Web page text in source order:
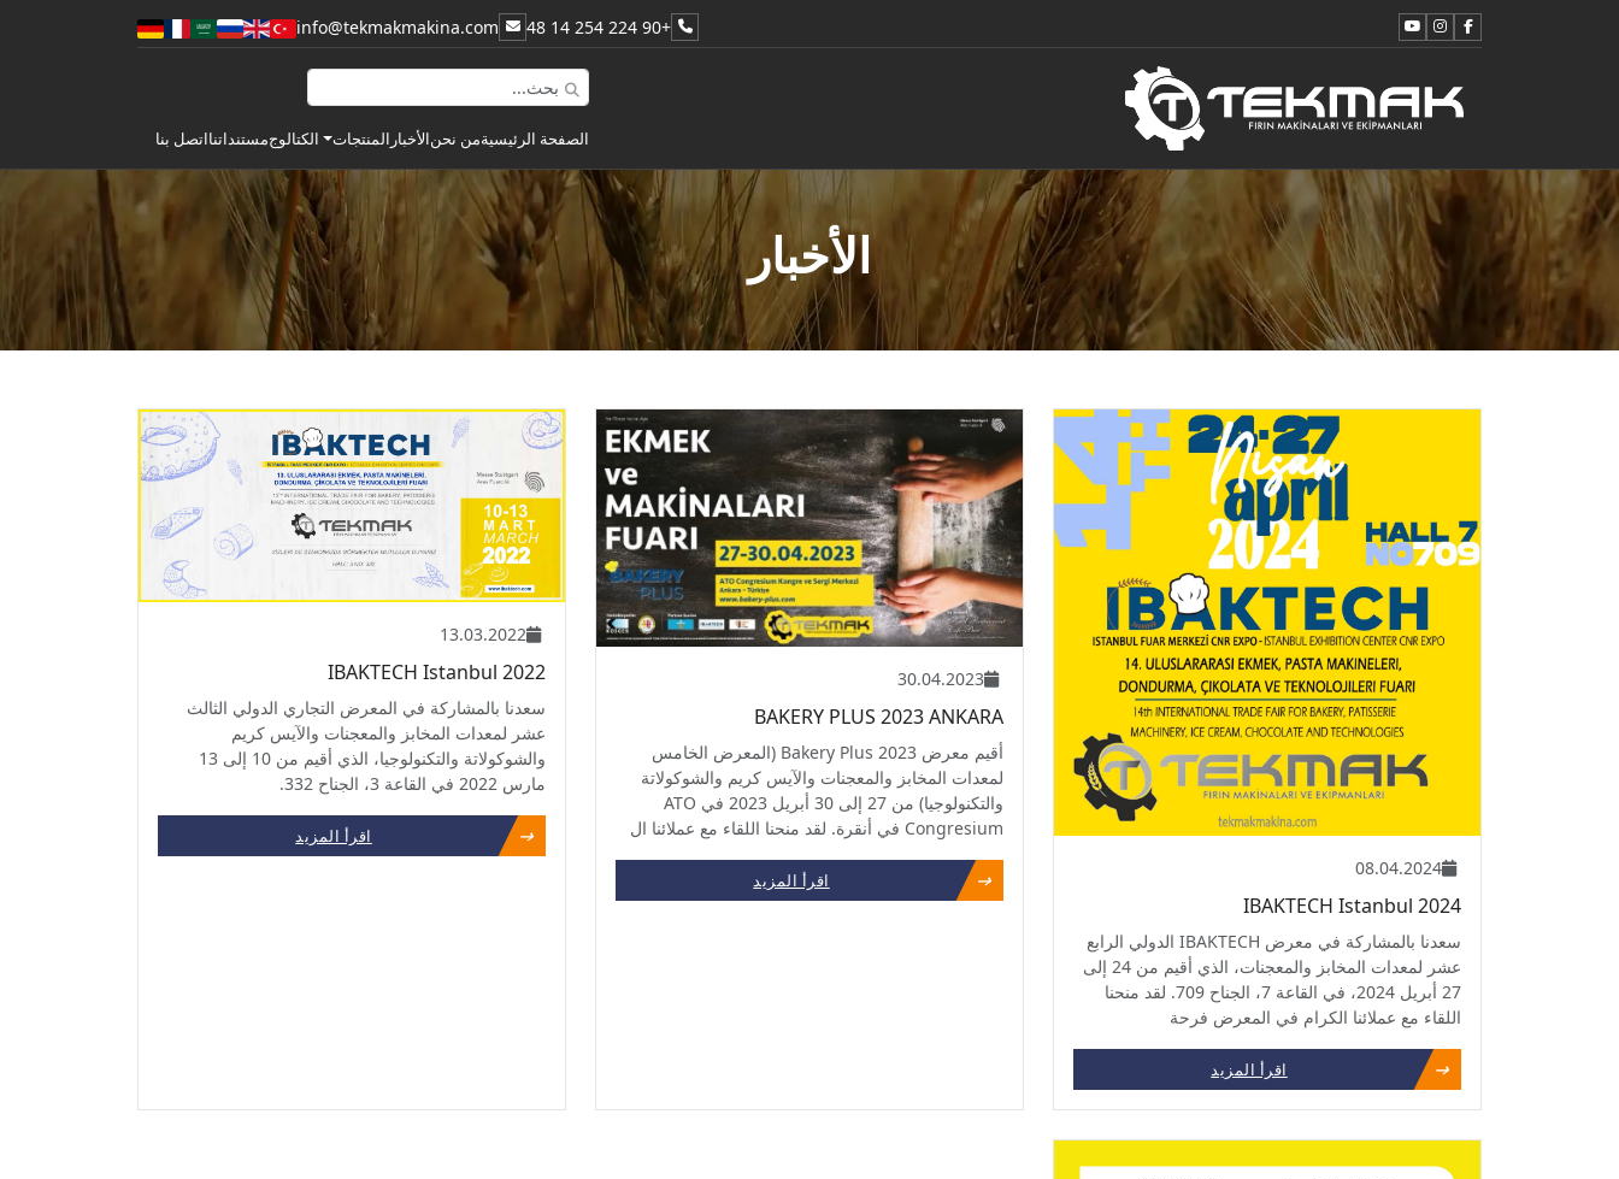
+90 224 254 14 48
info@tekmakmakina.com
الصفحة الرئيسيةمن نحنالأخبار المنتجات الكتالوجمستنداتنااتصل بنا
الأخبار
08.04.2024
IBAKTECH Istanbul 2024
سعدنا بالمشاركة في معرض IBAKTECH الدولي الرابع
عشر لمعدات المخابز والمعجنات، الذي أقيم من 24 إلى
27 أبريل 2024، في القاعة 7، الجناح 709. لقد منحنا
اللقاء مع عملائنا الكرام في المعرض فرحة
اقرأ المزيد
30.04.2023
BAKERY PLUS 2023 ANKARA
أقيم معرض Bakery Plus 2023 (المعرض الخامس
لمعدات المخابز والمعجنات والآيس كريم والشوكولاتة
والتكنولوجيا) من 27 إلى 30 أبريل 2023 في ATO
Congresium في أنقرة. لقد منحنا اللقاء مع عملائنا ال
اقرأ المزيد
13.03.2022
IBAKTECH Istanbul 2022
سعدنا بالمشاركة في المعرض التجاري الدولي الثالث
عشر لمعدات المخابز والمعجنات والآيس كريم
والشوكولاتة والتكنولوجيا، الذي أقيم من 10 إلى 13
مارس 2022 في القاعة 3، الجناح 332.
اقرأ المزيد